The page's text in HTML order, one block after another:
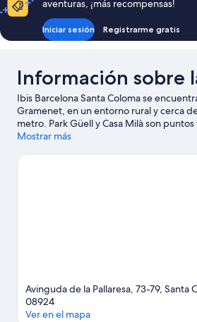
aventuras, ¡más recompensas!
Iniciar sesión Registrarme gratis
Información sobre
Ibis Barcelona Santa Coloma se
Gramenet, en un entorno rural y cerca
metro. Park Güell y Casa Milà son
aficionados a la cultura; si lo tuyo son las
disfrutar de un evento especial?
Mostrar más
Avinguda de la Pallaresa, 73-79, Santa
08924
Ver en el mapa